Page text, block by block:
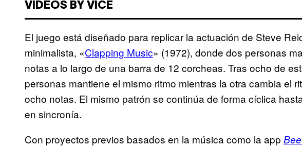
VIDEOS BY VICE
El juego está diseñado para replicar la actuación de Steve
minimalista, «Clapping Music» (1972), donde dos personas
notas a lo largo de una barra de 12 corcheas. Tras ocho de
personas mantiene el mismo ritmo mientras la otra cambia el
ocho notas. El mismo patrón se continúa de forma cíclica
en sincronía.
Con proyectos previos basados en la música como la app